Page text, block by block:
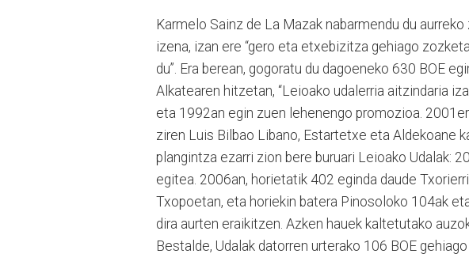
Karmelo Sainz de La Mazak nabarmendu du
izena, izan ere “gero eta etxebizitza gehiago
du”. Era berean, gogoratu du dagoeneko 630 BOE
Alkatearen hitzetan, “Leioako udalerria aitzindaria
eta 1992an egin zuen lehenengo promozioa.
ziren Luis Bilbao Libano, Estartetxe eta Aldekoane
plangintza ezarri zion bere buruari Leioako Udalak:
egitea. 2006an, horietatik 402 eginda daude
Txopoetan, eta horiekin batera Pinosoloko 104ak
dira aurten eraikitzen. Azken hauek kaltetutako
Bestalde, Udalak datorren urterako 106 BOE